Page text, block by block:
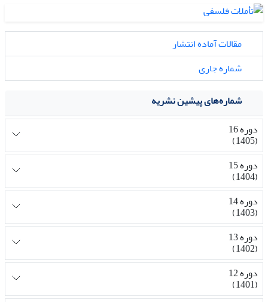
مقالات آماده انتشار
شماره جاری
شماره‌های پیشین نشریه
دوره 16
(1405)
دوره 15
(1404)
دوره 14
(1403)
دوره 13
(1402)
دوره 12
(1401)